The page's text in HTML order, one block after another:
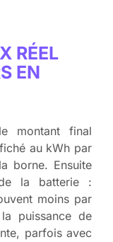
RÉEL
EN
montant final
au kWh par
borne. Ensuite
la batterie :
moins par
puissance de
parfois avec